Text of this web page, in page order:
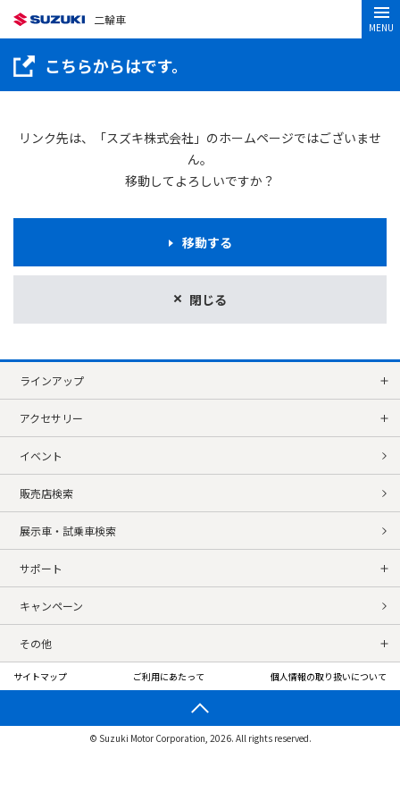
二輪車
MENU
こちらからはです。
リンク先は、「スズキ株式会社」のホームページではございませ
ん。
移動してよろしいですか？
閉じる
移動する
ラインアップ
アクセサリー
イベント
販売店検索
展示車・試乗車検索
サポート
キャンペーン
その他
サイトマップ ご利用にあたって 個人情報の取り扱いについて
© Suzuki Motor Corporation, 2026. All rights reserved.